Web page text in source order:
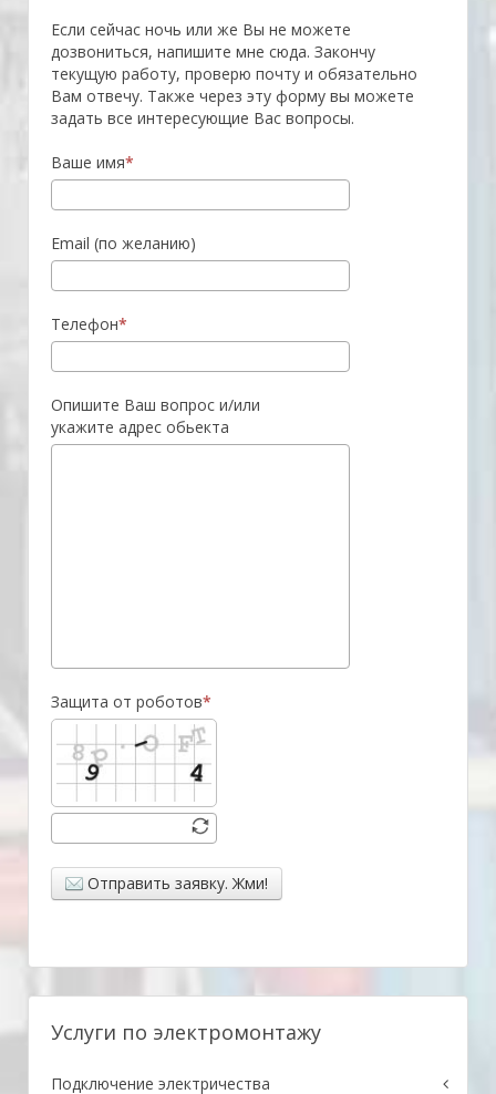
Если сейчас ночь или же Вы не можете
дозвониться, напишите мне сюда. Закончу
текущую работу, проверю почту и обязательно
Вам отвечу. Также через эту форму вы можете
задать все интересующие Вас вопросы.
Ваше имя
Email (по желанию)
Телефон
Опишите Ваш вопрос и/или
укажите адрес обьекта
Защита от роботов
Отправить заявку. Жми!
Услуги по электромонтажу
Подключение электричества